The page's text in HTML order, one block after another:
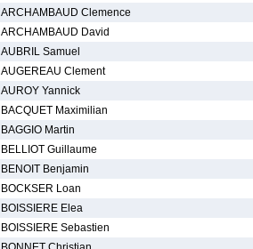
ARCHAMBAUD Clemence
ARCHAMBAUD David
AUBRIL Samuel
AUGEREAU Clement
AUROY Yannick
BACQUET Maximilian
BAGGIO Martin
BELLIOT Guillaume
BENOIT Benjamin
BOCKSER Loan
BOISSIERE Elea
BOISSIERE Sebastien